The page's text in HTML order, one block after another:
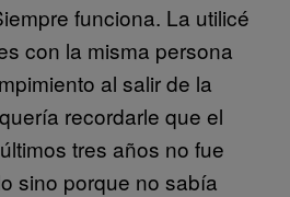
funciona. La utilicé
con la misma persona
al salir de la
recordarle que el
tres años no fue
sino porque no sabía